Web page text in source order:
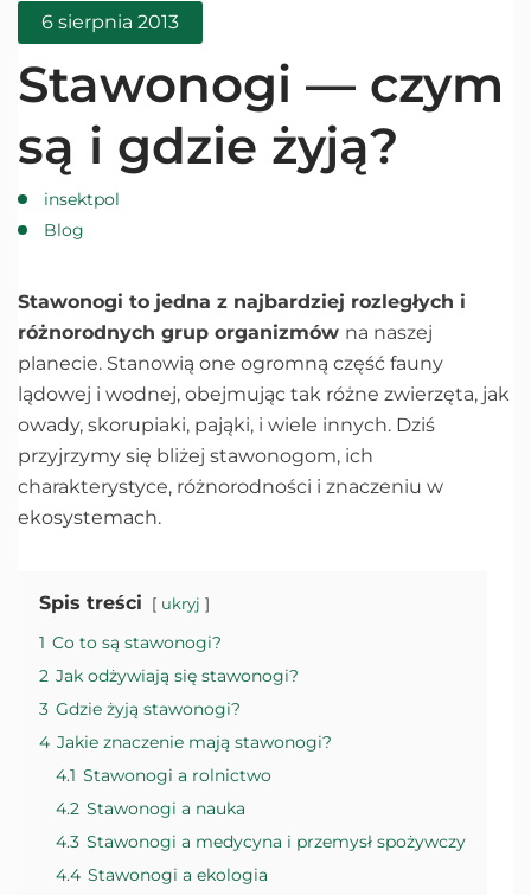
6 sierpnia 2013
Stawonogi — czym
są i gdzie żyją?
insektpol
Blog
Stawonogi to jedna z najbardziej rozległych i
różnorodnych grup organizmów na naszej
planecie. Stanowią one ogromną część fauny
lądowej i wodnej, obejmując tak różne zwierzęta, jak
owady, skorupiaki, pająki, i wiele innych. Dziś
przyjrzymy się bliżej stawonogom, ich
charakterystyce, różnorodności i znaczeniu w
ekosystemach.
Spis treści ukryj
1 Co to są stawonogi?
2 Jak odżywiają się stawonogi?
3 Gdzie żyją stawonogi?
4 Jakie znaczenie mają stawonogi?
4.1 Stawonogi a rolnictwo
4.2 Stawonogi a nauka
4.3 Stawonogi a medycyna i przemysł spożywczy
4.4 Stawonogi a ekologia